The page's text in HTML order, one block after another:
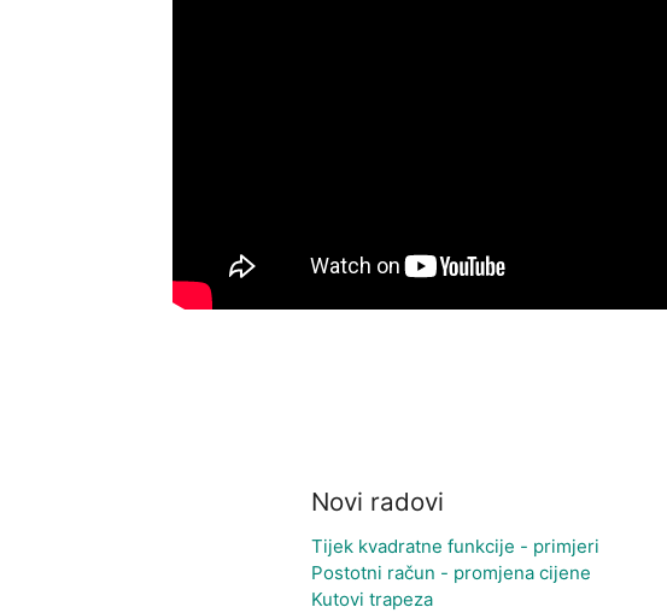
Novi radovi
Tijek kvadratne funkcije - primjeri
Postotni račun - promjena cijene
Kutovi trapeza